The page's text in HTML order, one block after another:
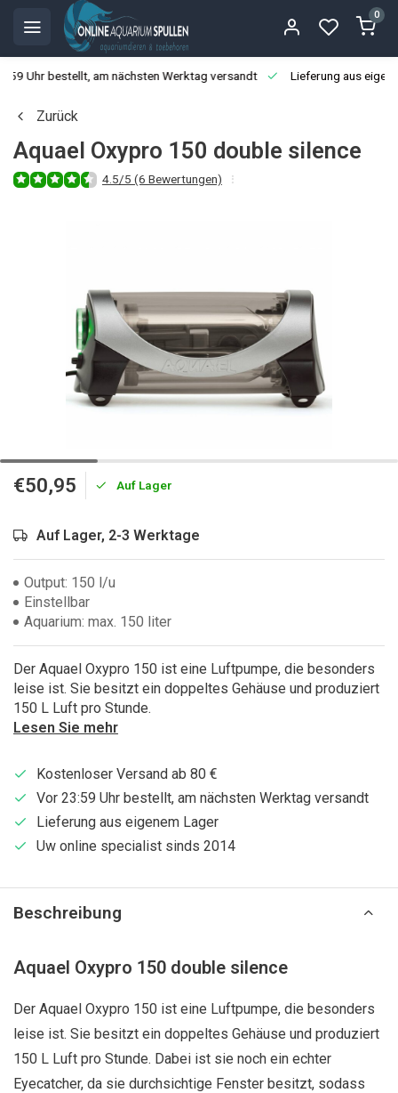
0
Uhr bestellt, am nächsten Werktag versandt Lieferung aus
Zurück
Aquael Oxypro 150 double silence
4.5/5 (6 Bewertungen)
€50,95 Auf Lager
Auf Lager, 2-3 Werktage
Output: 150 l/u
Einstellbar
Aquarium: max. 150 liter
Der Aquael Oxypro 150 ist eine Luftpumpe, die besonders
leise ist. Sie besitzt ein doppeltes Gehäuse und produziert
150 L Luft pro Stunde.
Lesen Sie mehr
Kostenloser Versand ab 80 €
Vor 23:59 Uhr bestellt, am nächsten Werktag versandt
Lieferung aus eigenem Lager
Uw online specialist sinds 2014
Beschreibung
Aquael Oxypro 150 double silence
Der Aquael Oxypro 150 ist eine Luftpumpe, die besonders
leise ist. Sie besitzt ein doppeltes Gehäuse und produziert
150 L Luft pro Stunde. Dabei ist sie noch ein echter
Eyecatcher, da sie durchsichtige Fenster besitzt, sodass